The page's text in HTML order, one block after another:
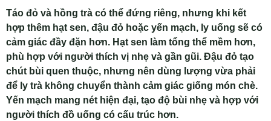
Táo đỏ và hồng trà có thể đứng riêng, nhưng khi kết
hợp thêm hạt sen, đậu đỏ hoặc yến mạch, ly uống sẽ có
cảm giác đầy đặn hơn. Hạt sen làm tổng thể mềm hơn,
phù hợp với người thích vị nhẹ và gần gũi. Đậu đỏ tạo
chút bùi quen thuộc, nhưng nên dùng lượng vừa phải
để ly trà không chuyển thành cảm giác giống món chè.
Yến mạch mang nét hiện đại, tạo độ bùi nhẹ và hợp với
người thích đồ uống có cấu trúc hơn.